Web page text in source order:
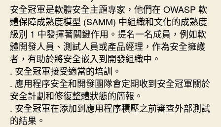
安全冠軍是軟體安全主題專家，他們在 OWASP 軟
體保障成熟度模型 (SAMM) 中組織和文化的成熟度
級別 1 中發揮著關鍵作用。提名一名成員，例如軟
體開發人員、測試人員或產品經理，作為安全擁護
者，有助於將安全嵌入到開發組織中。
. 安全冠軍接受適當的培訓。
. 應用程序安全和開發團隊會定期收到安全冠軍關於
安全計劃和修復整體狀態的簡報。
. 安全冠軍在添加到應用程序積壓之前審查外部測試
的結果。